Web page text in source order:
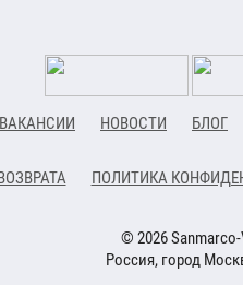
ВАКАНСИИ НОВОСТИ БЛОГ
ПОЛИТИКА
© 2026
Россия, город